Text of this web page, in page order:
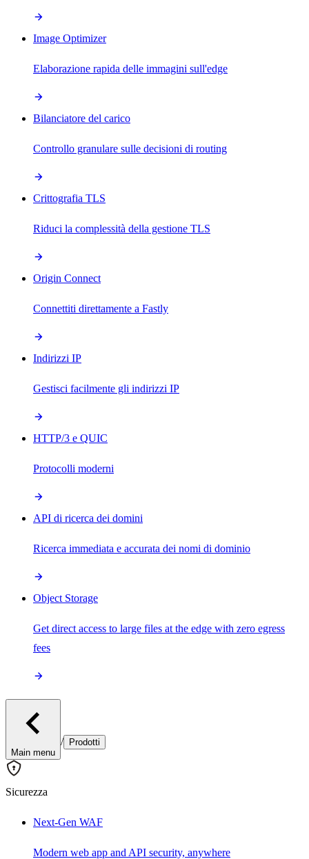
Image Optimizer
Elaborazione rapida delle immagini sull'edge
Bilanciatore del carico
Controllo granulare sulle decisioni di routing
Crittografia TLS
Riduci la complessità della gestione TLS
Origin Connect
Connettiti direttamente a Fastly
Indirizzi IP
Gestisci facilmente gli indirizzi IP
HTTP/3 e QUIC
Protocolli moderni
API di ricerca dei domini
Ricerca immediata e accurata dei nomi di dominio
Object Storage
Get direct access to large files at the edge with zero egress
fees
Main menu
/ Prodotti
Sicurezza
Next-Gen WAF
Modern web app and API security, anywhere